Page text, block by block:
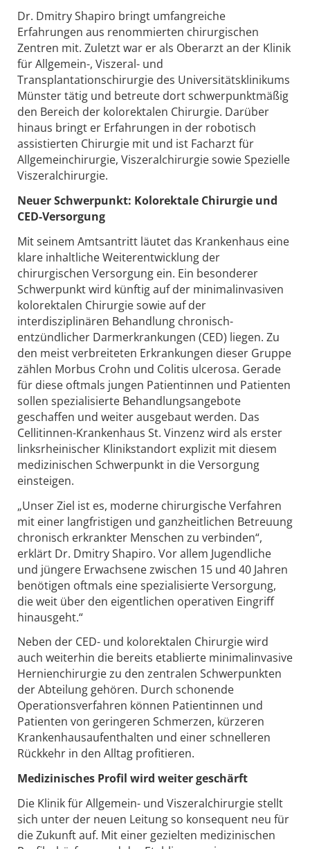
Dr. Dmitry Shapiro bringt umfangreiche
Erfahrungen aus renommierten chirurgischen
Zentren mit. Zuletzt war er als Oberarzt an der Klinik
für Allgemein-, Viszeral- und
Transplantationschirurgie des Universitätsklinikums
Münster tätig und betreute dort schwerpunktmäßig
den Bereich der kolorektalen Chirurgie. Darüber
hinaus bringt er Erfahrungen in der robotisch
assistierten Chirurgie mit und ist Facharzt für
Allgemeinchirurgie, Viszeralchirurgie sowie Spezielle
Viszeralchirurgie.
Neuer Schwerpunkt: Kolorektale Chirurgie und
CED-Versorgung
Mit seinem Amtsantritt läutet das Krankenhaus eine
klare inhaltliche Weiterentwicklung der
chirurgischen Versorgung ein. Ein besonderer
Schwerpunkt wird künftig auf der minimalinvasiven
kolorektalen Chirurgie sowie auf der
interdisziplinären Behandlung chronisch-
entzündlicher Darmerkrankungen (CED) liegen. Zu
den meist verbreiteten Erkrankungen dieser Gruppe
zählen Morbus Crohn und Colitis ulcerosa. Gerade
für diese oftmals jungen Patientinnen und Patienten
sollen spezialisierte Behandlungsangebote
geschaffen und weiter ausgebaut werden. Das
Cellitinnen-Krankenhaus St. Vinzenz wird als erster
linksrheinischer Klinikstandort explizit mit diesem
medizinischen Schwerpunkt in die Versorgung
einsteigen.
„Unser Ziel ist es, moderne chirurgische Verfahren
mit einer langfristigen und ganzheitlichen Betreuung
chronisch erkrankter Menschen zu verbinden“,
erklärt Dr. Dmitry Shapiro. Vor allem Jugendliche
und jüngere Erwachsene zwischen 15 und 40 Jahren
benötigen oftmals eine spezialisierte Versorgung,
die weit über den eigentlichen operativen Eingriff
hinausgeht.“
Neben der CED- und kolorektalen Chirurgie wird
auch weiterhin die bereits etablierte minimalinvasive
Hernienchirurgie zu den zentralen Schwerpunkten
der Abteilung gehören. Durch schonende
Operationsverfahren können Patientinnen und
Patienten von geringeren Schmerzen, kürzeren
Krankenhausaufenthalten und einer schnelleren
Rückkehr in den Alltag profitieren.
Medizinisches Profil wird weiter geschärft
Die Klinik für Allgemein- und Viszeralchirurgie stellt
sich unter der neuen Leitung so konsequent neu für
die Zukunft auf. Mit einer gezielten medizinischen